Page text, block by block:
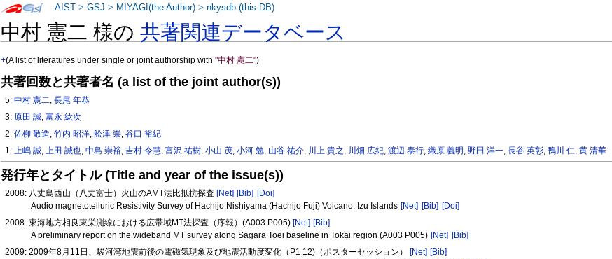
中村 憲二 様の共著関連データベース
+(A list of literatures under single or joint authorship with"中村 憲二")
共著回数と共著者名 (a list of the joint author(s))
5:中村 憲二,長尾 年恭
3: 原田 誠,富永 紘次
2:佐柳 敬造,竹内 昭洋,舩津 崇,谷口 裕紀
1:上嶋 誠,上田 誠也,中島 崇裕,吉村 令慧,富沢 祐樹,小山 茂,小河 勉, 山谷 祐介, 川上 貴之 , 川畑 広紀,渡辺 泰行,織原 義明 ,野田 洋一,長谷 英彰,鴨川 仁,黄 清華
発行年とタイトル (Title and year of the issue(s))
2008: 八丈島西山（八丈富士）火山のAMT法比抵抗探査 [Net] [Bib] [Doi]
Audio magnetotelluric Resistivity Survey of Hachijo Nishiyama (Hachijo Fuji) Volcano, Izu Islands [Net] [Bib] [Doi]
2008: 東海地方相良東栄測線における広帯域MT法探査（序報）(A003 P005) [Net] [Bib]
A preliminary report on the wideband MT survey along Sagara Toei baseline in Tokai region (A003 P005) [Net] [Bib]
2009: 2009年8月11日、駿河湾地震前後の電磁気現象及び地震活動度変化（P1 12)（ポスターセッション） [Net] [Bib]
AIST >GSJ > MIYAGI(the Author) >nkysdb (this DB)